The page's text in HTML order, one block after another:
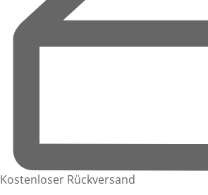
Kostenloser Rückversand